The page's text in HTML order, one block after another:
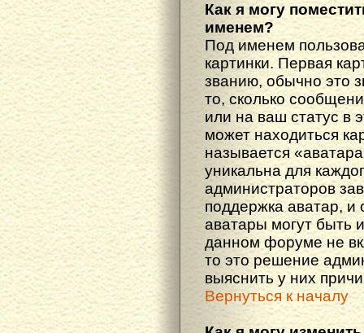
Как я могу
именем?
Под именем
картинки. Первая
званию, обычно это
то, сколько
или на ваш статус в
может находиться
называется
уникальна для
администраторов
поддержка аватар, и
аватары могут быть
данном форуме не
то это решение
выяснить у них
Вернуться к началу